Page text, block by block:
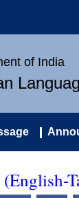
of India
(English-